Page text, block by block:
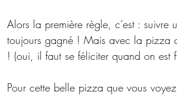
Alors la première règle, c’est : suivre
toujours gagné ! Mais avec la pizza
! (oui, il faut se féliciter quand on est
Pour cette belle pizza que vous